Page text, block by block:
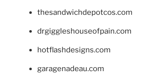
thesandwichdepotcos.com
drgiggleshouseofpain.com
hotflashdesigns.com
garagenadeau.com